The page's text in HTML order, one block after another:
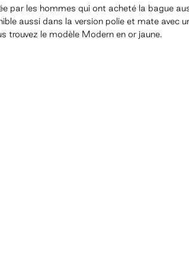
par les hommes qui ont acheté la bague
aussi dans la version polie et mate avec
trouvez le modèle Modern en or jaune.